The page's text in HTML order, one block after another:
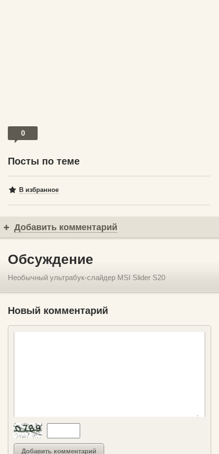
0
Посты по теме
В избранное
Добавить комментарий
Обсуждение
Необычный ультрабук-слайдер MSI Slider S20
Новый комментарий